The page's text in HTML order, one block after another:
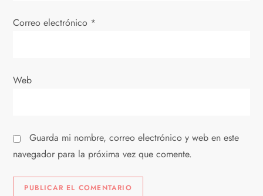
t
a
a
s
Correo electrónico *
Web
Guarda mi nombre, correo electrónico y web en este
navegador para la próxima vez que comente.